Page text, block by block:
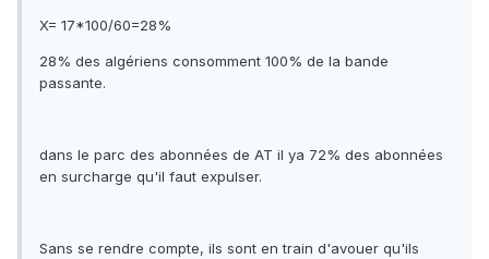
X= 17*100/60=28%
28% des algériens consomment 100% de la bande
passante.
dans le parc des abonnées de AT il ya 72% des abonnées
en surcharge qu'il faut expulser.
Sans se rendre compte, ils sont en train d'avouer qu'ils